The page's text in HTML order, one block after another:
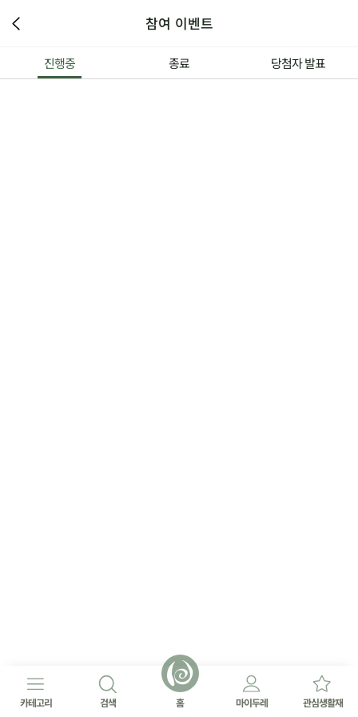
참여 이벤트
진행중 종료 당첨자 발표
카테고리 검색 홈 마이두레 관심생활재